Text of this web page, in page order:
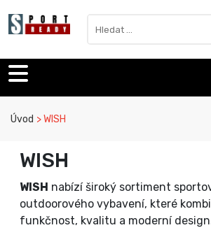
Sport Ready
Úvod WISH
WISH
WISH nabízí široký sortiment
outdoorového vybavení, které
funkčnost, kvalitu a moderní